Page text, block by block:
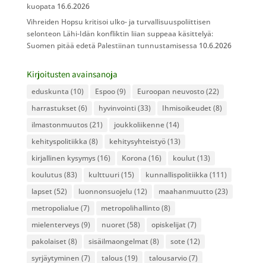
kuopata 16.6.2026
Vihreiden Hopsu kritisoi ulko- ja turvallisuuspoliittisen
selonteon Lähi-Idän konfliktin liian suppeaa käsittelyä:
Suomen pitää edetä Palestiinan tunnustamisessa 10.6.2026
Kirjoitusten avainsanoja
eduskunta (10) Espoo(9) Euroopan neuvosto(22)
harrastukset (6) hyvinvointi(33) Ihmisoikeudet (8)
ilmastonmuutos(21) joukkoliikenne(14)
kehityspolitiikka (8) kehitysyhteistyö(13)
kirjallinen kysymys(16) Korona (16) koulut (13)
koulutus(83) kulttuuri(15) kunnallispolitiikka (111)
lapset (52) luonnonsuojelu (12) maahanmuutto(23)
metropolialue(7) metropolihallinto(8)
mielenterveys(9) nuoret (58) opiskelijat (7)
pakolaiset (8) sisäilmaongelmat (8) sote(12)
syrjäytyminen (7) talous(19) talousarvio(7)